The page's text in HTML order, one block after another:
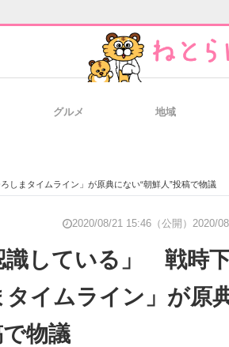
総合サイト IT製品の技術・比較・事例
グルメ 地域
まタイムライン」が原典にない“朝鮮人”投稿で物議
2020/08/21 15:46（公開） 2020/
識している」 戦時
イムライン」が原
物議